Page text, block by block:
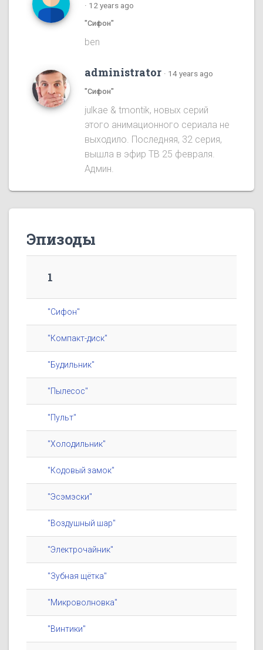
· 12 years ago
"Сифон"
ben
administrator · 14 years ago
"Сифон"
julkae & tmontik, новых серий
этого анимационного сериала не
выходило. Последняя, 32 серия,
вышла в эфир ТВ 25 февраля.
Админ.
Эпизоды
1
"Сифон"
"Компакт-диск"
"Будильник"
"Пылесос"
"Пульт"
"Холодильник"
"Кодовый замок"
"Эсэмэски"
"Воздушный шар"
"Электрочайник"
"Зубная щётка"
"Микроволновка"
"Винтики"